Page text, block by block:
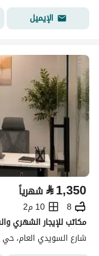
الإيميل
⃁1,350 شهرياً
8
10 م2
مكاتب للإيجار الشهري
شارع السويدي العام،